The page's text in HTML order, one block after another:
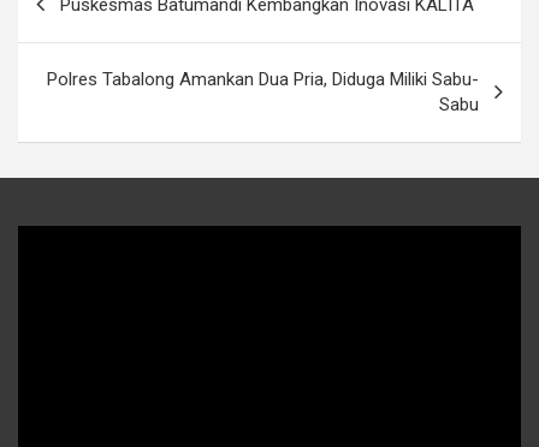
Polres Tabalong Amankan Dua Pria, Diduga Miliki Sabu-
Sabu